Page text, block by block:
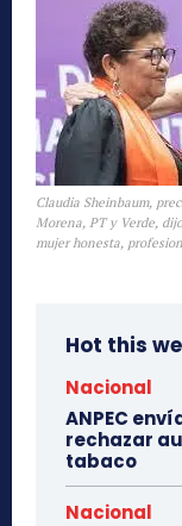
Claudia Sheinbaum,
Morena, PT y Verde,
mujer honesta,
Hot this
Nacional
ANPEC
rechazar
tabaco
Nacional